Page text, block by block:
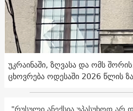
უკრაინაში, ზღვასა და ომს
ცხოვრება ოდესაში 2026 წლის